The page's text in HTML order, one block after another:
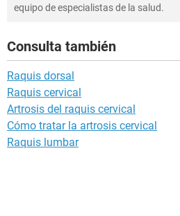
equipo de especialistas de la salud.
Consulta también
Raquis dorsal
Raquis cervical
Artrosis del raquis cervical
Cómo tratar la artrosis cervical
Raquis lumbar